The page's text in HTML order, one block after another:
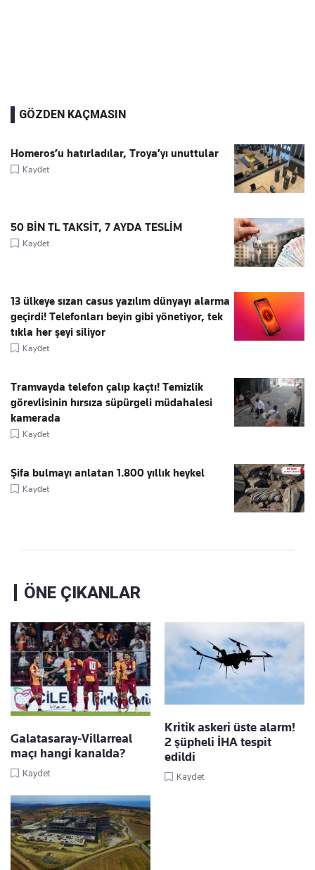
GÖZDEN KAÇMASIN
Homeros’u hatırladılar, Troya’yı unuttular
Kaydet
50 BİN TL TAKSİT, 7 AYDA TESLİM
Kaydet
13 ülkeye sızan casus yazılım dünyayı alarma
geçirdi! Telefonları beyin gibi yönetiyor, tek
tıkla her şeyi siliyor
Kaydet
Tramvayda telefon çalıp kaçtı! Temizlik
görevlisinin hırsıza süpürgeli müdahalesi
kamerada
Kaydet
Şifa bulmayı anlatan 1.800 yıllık heykel
Kaydet
ÖNE ÇIKANLAR
Galatasaray-Villarreal
maçı hangi kanalda?
Kaydet
Kritik askeri üste alarm!
2 şüpheli İHA tespit
edildi
Kaydet